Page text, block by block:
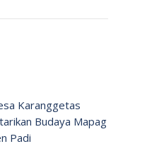
Karanggetas
Budaya Mapag
Padi